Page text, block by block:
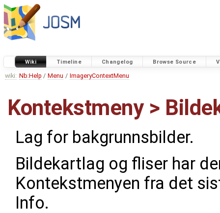
Wiki Timeline Changelog Browse Source
wiki: Nb:Help / Menu / ImageryContextMenu
Kontekstmeny >
Lag for bakgrunnsbilder.
Bildekartlag og fliser har
Kontekstmenyen fra det
Info.